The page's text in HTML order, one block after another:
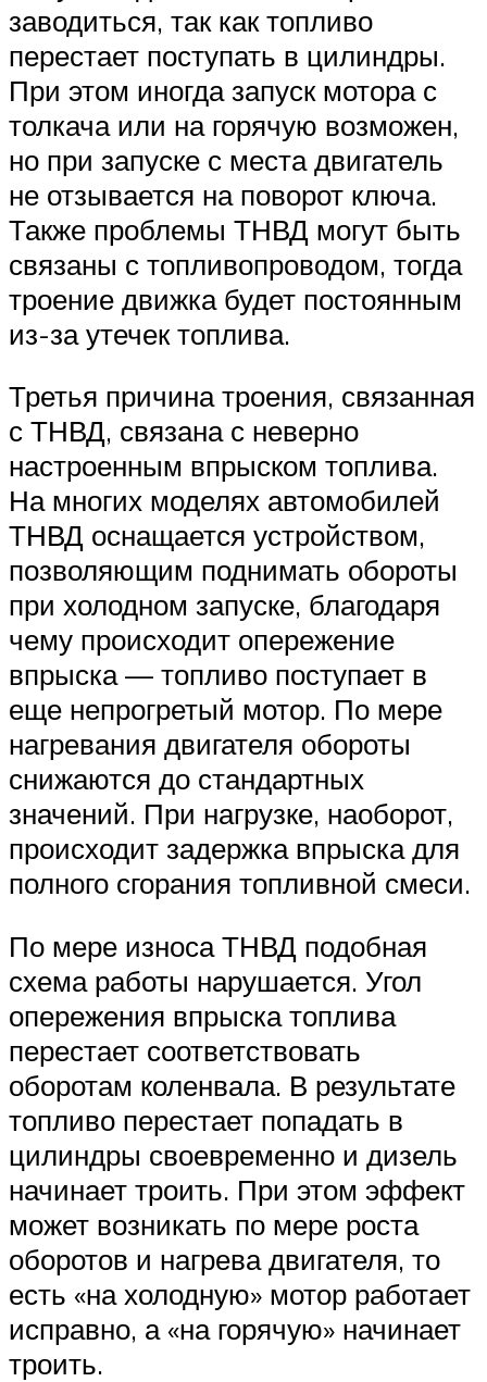
заводиться, так как топливо
перестает поступать в цилиндры.
При этом иногда запуск мотора с
толкача или на горячую возможен,
но при запуске с места двигатель
не отзывается на поворот ключа.
Также проблемы ТНВД могут быть
связаны с топливопроводом, тогда
троение движка будет постоянным
из-за утечек топлива.
Третья причина троения, связанная
с ТНВД, связана с неверно
настроенным впрыском топлива.
На многих моделях автомобилей
ТНВД оснащается устройством,
позволяющим поднимать обороты
при холодном запуске, благодаря
чему происходит опережение
впрыска — топливо поступает в
еще непрогретый мотор. По мере
нагревания двигателя обороты
снижаются до стандартных
значений. При нагрузке, наоборот,
происходит задержка впрыска для
полного сгорания топливной смеси.
По мере износа ТНВД подобная
схема работы нарушается. Угол
опережения впрыска топлива
перестает соответствовать
оборотам коленвала. В результате
топливо перестает попадать в
цилиндры своевременно и дизель
начинает троить. При этом эффект
может возникать по мере роста
оборотов и нагрева двигателя, то
есть «на холодную» мотор работает
исправно, а «на горячую» начинает
троить.